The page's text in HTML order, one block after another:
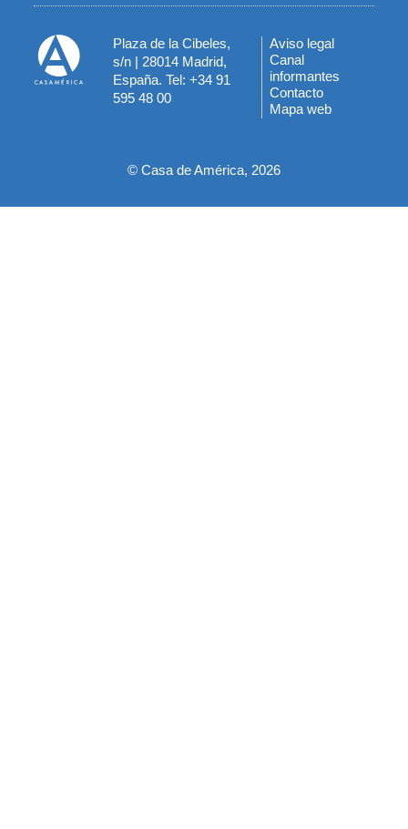
Plaza de la Cibeles,
s/n | 28014 Madrid,
España. Tel: +34 91
595 48 00
Menú
del
pie
Aviso legal
Canal
informantes
Contacto
Mapa web
© Casa de América, 2026